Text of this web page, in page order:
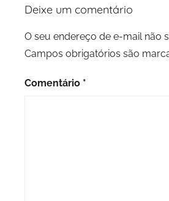
Deixe um comentário
O seu endereço de e-mail não
Campos obrigatórios são
Comentário *